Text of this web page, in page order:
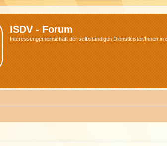
ISDV - Forum
Interessengemeinschaft der selbständigen Dienstleister/Innen in